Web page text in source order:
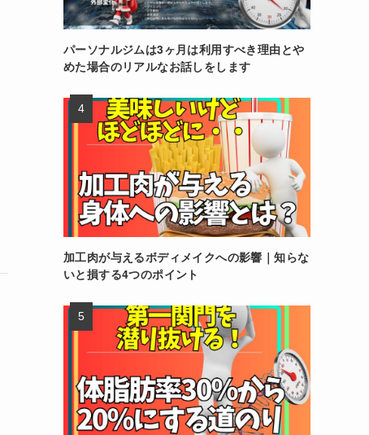
パーソナルジムは3ヶ月は利用すべき理由とや
めた場合のリアルなお話しをします
加工肉が与えるボディメイクへの影響｜知らな
いと損する4つのポイント